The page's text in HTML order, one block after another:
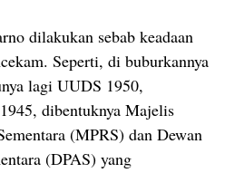
dilakukan sebab keadaan
Seperti, di buburkannya
lagi UUDS 1950,
dibentuknya Majelis
(MPRS) dan Dewan
(DPAS) yang